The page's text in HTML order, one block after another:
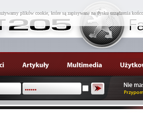
plików cookie, które są zapisywane na dysku urządzenia